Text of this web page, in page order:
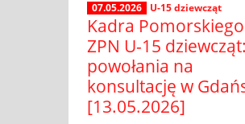
07.05.2026 U-15 dziewcząt
Kadra Pomorskiego
ZPN U-15 dziewcząt:
powołania na
konsultację w
[13.05.2026]